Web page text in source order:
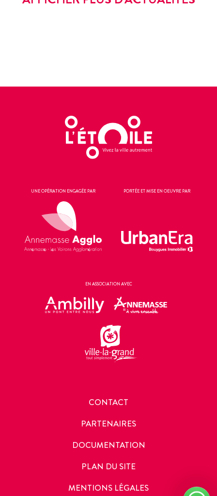
UNE OPÉRATION ENGAGÉE PAR PORTÉE ET MISE EN OEUVRE PAR
EN ASSOCIATION AVEC
CONTACT
PARTENAIRES
DOCUMENTATION
PLAN DU SITE
MENTIONS LÉGALES